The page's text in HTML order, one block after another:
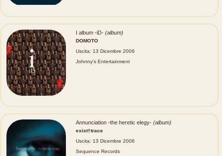
I album -iD- (album)
DOMOTO
Uscita: 13 Dicembre 2006
Johnny's Entertainment
Annunciation -the heretic elegy- (album)
exist†trace
Uscita: 13 Dicembre 2006
Sequence Records